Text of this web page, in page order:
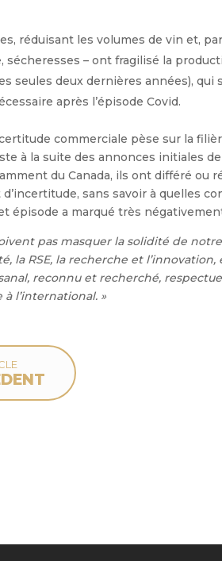
réduisant les volumes de vin et,
sécheresses – ont fragilisé la
seules deux dernières années),
après l’épisode Covid.
commerciale pèse sur la
à la suite des annonces initiales
du Canada, ils ont différé ou
sans savoir à quelles
épisode a marqué très
pas masquer la solidité de
la RSE, la recherche et
reconnu et recherché,
l’international. »